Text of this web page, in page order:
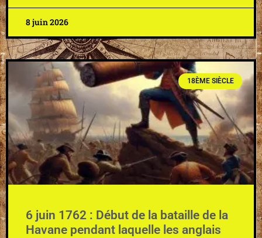
8 juin 2026
18ÈME SIÈCLE
6 juin 1762 : Début de la bataille de la
Havane pendant laquelle les anglais